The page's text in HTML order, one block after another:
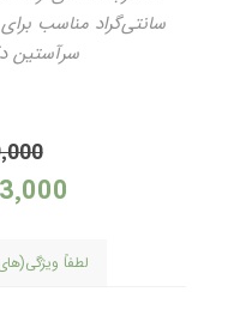
سانتی‌گراد مناسب
سرآستین
لطفاً